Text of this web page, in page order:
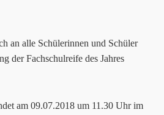
an alle Schülerinnen und Schüler
der Fachschulreife des Jahres
am 09.07.2018 um 11.30 Uhr im